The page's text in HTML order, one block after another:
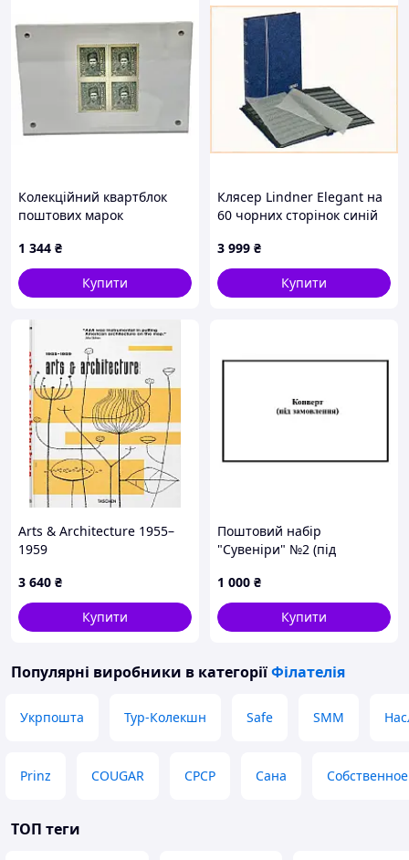
Колекційний квартблок
поштових марок
Республіки
1 344 ₴
Купити
Клясер Lindner Elegant на
60 чорних сторінок синій
3 999 ₴
Купити
Arts & Architecture 1955–
1959
3 640 ₴
Купити
Поштовий набір
"Сувеніри" №2 (під
1 000 ₴
Купити
Популярні виробники в категоріїФілателія
Укрпошта Тур-Колекшн Safe SMM
Prinz COUGAR СРСР Сана
ТОП теги